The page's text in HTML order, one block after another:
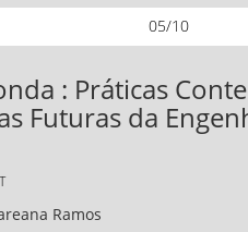
05/10
: Práticas
Futuras da
Ramos